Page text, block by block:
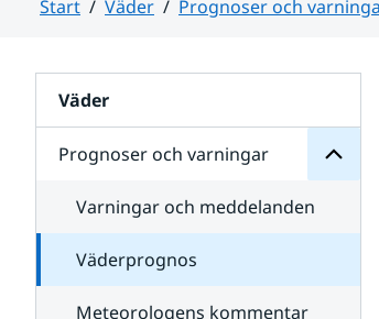
Start Väder Prognoser och
Väder
Prognoser och varningar
för
varningar
Varningar och meddelanden
Väderprognos
Meteorologens kommentar